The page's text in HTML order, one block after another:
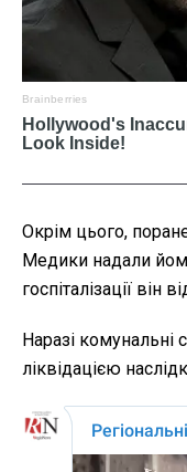
Окрім цього,
Медики надали
госпіталізації він
Наразі
ліквідацією